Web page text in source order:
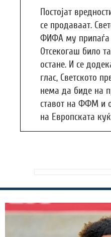
Постојат
се продаваат.
ФИФА му припаѓа
Отсекогаш било
остане. И се
глас, Светското
нема да биде на
ставот на ФФМ и
на Европската